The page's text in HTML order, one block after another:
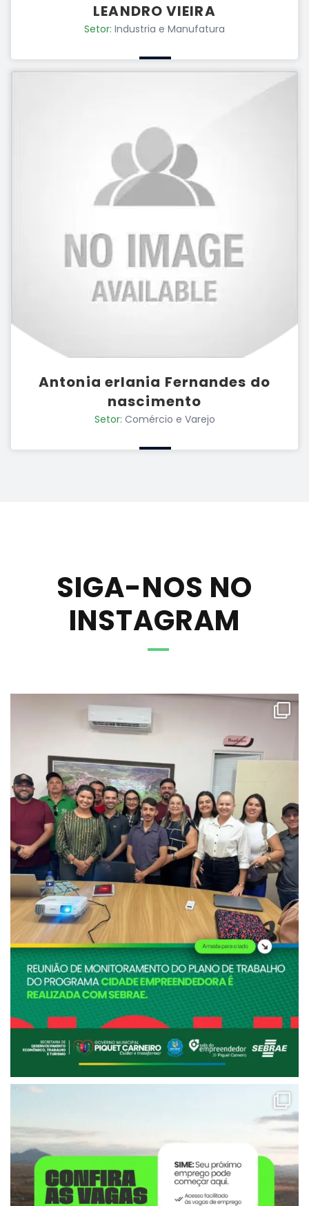
LEANDRO VIEIRA
Setor: Industria e Manufatura
Antonia erlania Fernandes do
nascimento
Setor: Comércio e Varejo
SIGA-NOS NO
INSTAGRAM